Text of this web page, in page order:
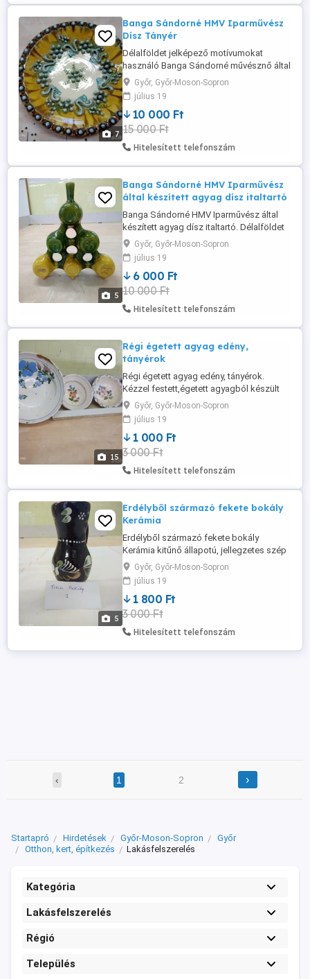
7
Banga Sándorné HMV Iparművész
Dísz Tányér
Délalföldet jelképező motívumokat
használó Banga Sándorné művésznő által
készített dísz tányér eladó. Műtárgy de
étkezési célra egyaránt használható.
Hibátlan, eredeti aláírással, évjárattal
ellátott. Mérete:30cmx6cm 19000 db
Győr, Győr-Moson-Sopron
július 19
10 000 Ft
15 000 Ft
Hitelesített telefonszám
5
Banga Sándorné HMV Iparművész
által készített agyag dísz italtartó
Banga Sándorné HMV Iparművész által
készített agyag dísz italtartó. Délalföldet
jelképező motívumokkal díszitett festett
agyagból készült háromszög alakú
italtartó eladó. Műtárgy de étkezési célra
egyaránt használható. Hibátlan, eredeti
aláírással, évjárattal ellátott.
Mérete:29cmx25cm
Győr, Győr-Moson-Sopron
július 19
6 000 Ft
10 000 Ft
Hitelesített telefonszám
15
Régi égetett agyag edény,
tányérok
Régi égetett agyag edény, tányérok.
Kézzel festett,égetett agyagból készült
edény, tányérok. Az edényen egy hajszál
repedés van, a tányérok hibátlanok.
méretek. Edény: 1db:30x12 ára: 1500
Tányérok: 3db: 20x7 ára: 1000 db
Győr, Győr-Moson-Sopron
július 19
1 000 Ft
3 000 Ft
Hitelesített telefonszám
5
Erdélyből származó fekete bokály
Kerámia
Erdélyből származó fekete bokály
Kerámia kitűnő állapotú, jellegzetes szép
dísz.Győr, Győr-Moson-Sopron
július 19
1 800 Ft
3 000 Ft
Hitelesített telefonszám
‹ 1 2 ›
Startapró Hirdetések Győr-Moson-Sopron
Győr
Otthon, kert, építkezés
Lakásfelszerelés
Kategória
Lakásfelszerelés
Régió
Település